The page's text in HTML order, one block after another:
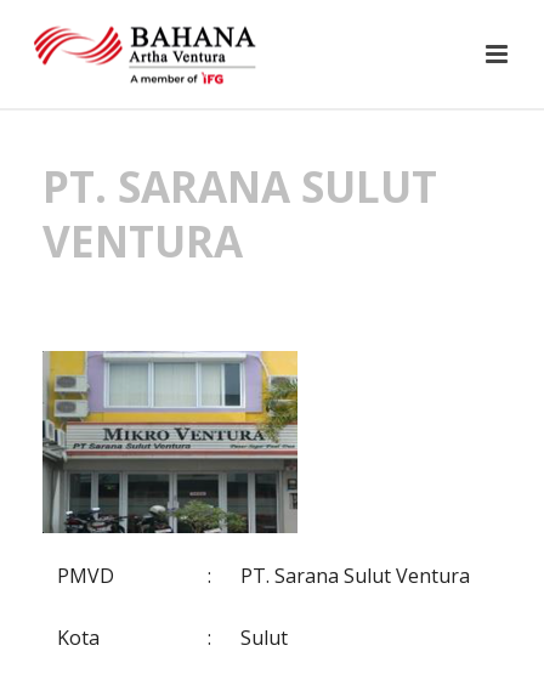
PT. SARANA SULUT
VENTURA
PMVD : PT. Sarana Sulut Ventura
Kota : Sulut